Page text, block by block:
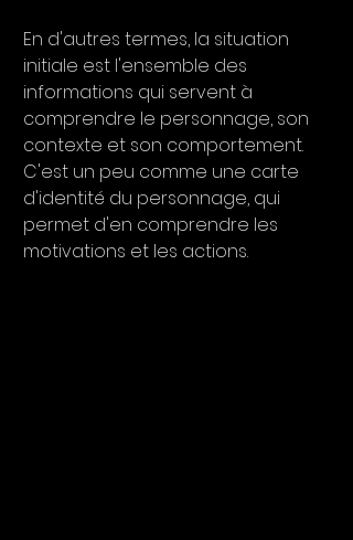
En d'autres termes, la situation
initiale est l'ensemble des
informations qui servent à
comprendre le personnage, son
contexte et son comportement.
C'est un peu comme une carte
d'identité du personnage, qui
permet d'en comprendre les
motivations et les actions.